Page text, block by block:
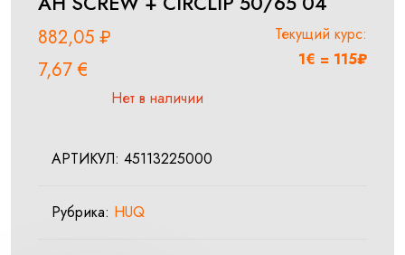
882,05 ₽
7,67€
Текущий курс:
1€ = 115₽
Нет в наличии
АРТИКУЛ: 45113225000
Рубрика: HUQ